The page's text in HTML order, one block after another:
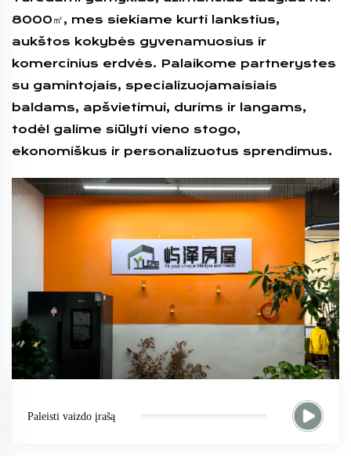
8000㎡, mes siekiame kurti lankstius,
aukštos kokybės gyvenamuosius ir
komercinius erdvės. Palaikome partnerystes
su gamintojais, specializuojamaisiais
baldams, apšvietimui, durims ir langams,
todėl galime siūlyti vieno stogo,
ekonomiškus ir personalizuotus sprendimus.
Paleisti vaizdo įrašą